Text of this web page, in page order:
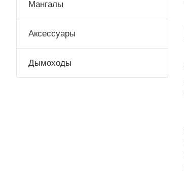
Мангалы
Аксессуары
Дымоходы